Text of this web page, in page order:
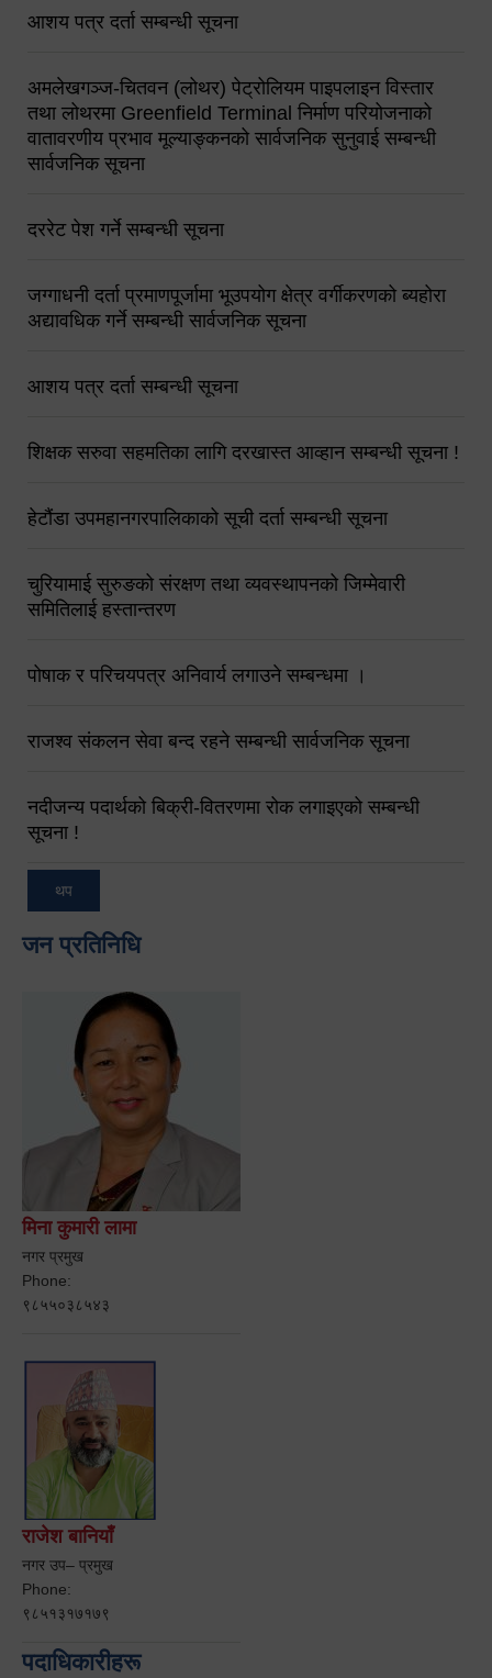
आशय पत्र दर्ता सम्बन्धी सूचना
अमलेखगञ्ज-चितवन (लोथर) पेट्रोलियम पाइपलाइन विस्तार
तथा लोथरमा Greenfield Terminal निर्माण परियोजनाको
वातावरणीय प्रभाव मूल्याङ्कनको सार्वजनिक सुनुवाई सम्बन्धी
सार्वजनिक सूचना
दररेट पेश गर्ने सम्बन्धी सूचना
जग्गाधनी दर्ता प्रमाणपूर्जामा भूउपयोग क्षेत्र वर्गीकरणको ब्यहोरा
अद्यावधिक गर्ने सम्बन्धी सार्वजनिक सूचना
आशय पत्र दर्ता सम्बन्धी सूचना
शिक्षक सरुवा सहमतिका लागि दरखास्त आव्हान सम्बन्धी सूचना !
हेटौंडा उपमहानगरपालिकाको सूची दर्ता सम्बन्धी सूचना
चुरियामाई सुरुङको संरक्षण तथा व्यवस्थापनको जिम्मेवारी
समितिलाई हस्तान्तरण
पोषाक र परिचयपत्र अनिवार्य लगाउने सम्बन्धमा ।
राजश्व संकलन सेवा बन्द रहने सम्बन्धी सार्वजनिक सूचना
नदीजन्य पदार्थको बिक्री-वितरणमा रोक लगाइएको सम्बन्धी
सूचना !
थप
जन प्रतिनिधि
मिना कुमारी लामा
नगर प्रमुख
Phone:
९८५५०३८५४३
राजेश बानियाँ
नगर उप– प्रमुख
Phone:
९८५१३१७१७९
पदाधिकारीहरू